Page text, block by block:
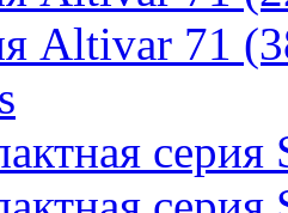
Altivar 71